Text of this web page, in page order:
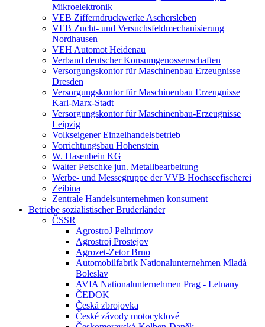
Mikroelektronik
VEB Zifferndruckwerke Aschersleben
VEB Zucht- und Versuchsfeldmechanisierung
Nordhausen
VEH Automot Heidenau
Verband deutscher Konsumgenossenschaften
Versorgungskontor für Maschinenbau Erzeugnisse
Dresden
Versorgungskontor für Maschinenbau Erzeugnisse
Karl-Marx-Stadt
Versorgungskontor für Maschinenbau-Erzeugnisse
Leipzig
Volkseigener Einzelhandelsbetrieb
Vorrichtungsbau Hohenstein
W. Hasenbein KG
Walter Petschke jun. Metallbearbeitung
Werbe- und Messegruppe der VVB Hochseefischerei
Zeibina
Zentrale Handelsunternehmen konsument
Betriebe sozialistischer Bruderländer
ČSSR
AgrostroJ Pelhrimov
Agrostroj Prostejov
Agrozet-Zetor Brno
Automobilfabrik Nationalunternehmen Mladá
Boleslav
AVIA Nationalunternehmen Prag - Letnany
ČEDOK
Česká zbrojovka
České závody motocyklové